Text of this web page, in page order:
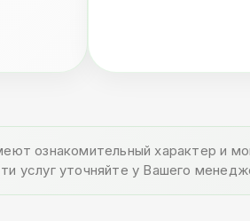
ознакомительный характер и
услуг уточняйте у Вашего